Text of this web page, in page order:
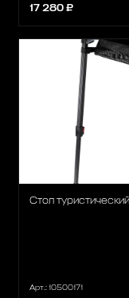
17 280 ₽
Стол
Арт.: 10500171